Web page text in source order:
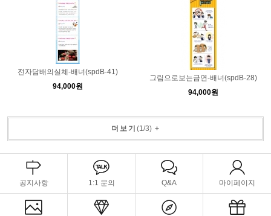
전자담배의실체-배너(spdB-41)
94,000원
그림으로보는금연-배너(spdB-28)
94,000원
더보기 (1/3)+
공지사항 1:1 문의 Q&A 마이페이지